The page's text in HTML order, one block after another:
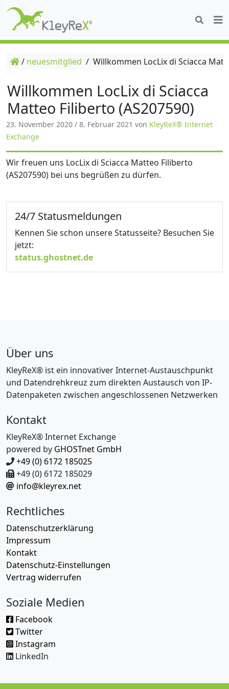
/ neuesmitglied / Willkommen LocLix di Sciacca
Willkommen LocLix di Sciacca
Matteo Filiberto (AS207590)
23. November 2020 / 8. Februar 2021 von KleyReX® Internet
Exchange
Wir freuen uns LocLix di Sciacca Matteo Filiberto
(AS207590) bei uns begrüßen zu dürfen.
24/7 Statusmeldungen
Kennen Sie schon unsere Statusseite? Besuchen Sie
jetzt:
status.ghostnet.de
Über uns
KleyReX® ist ein innovativer Internet-Austauschpunkt
und Datendrehkreuz zum direkten Austausch von IP-
Datenpaketen zwischen angeschlossenen Netzwerken
Kontakt
KleyReX® Internet Exchange
powered by GHOSTnet GmbH
+49 (0) 6172 185025
+49 (0) 6172 185029
info@kleyrex.net
Rechtliches
Datenschutzerklärung
Impressum
Kontakt
Datenschutz-Einstellungen
Vertrag widerrufen
Soziale Medien
Facebook
Twitter
Instagram
LinkedIn